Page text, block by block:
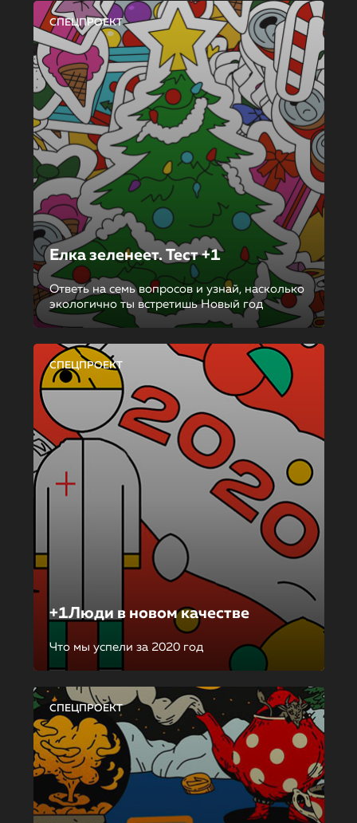
СПЕЦПРОЕКТ
Елка зеленеет. Тест +1
Ответь на семь вопросов и узнай, насколько
экологично ты встретишь Новый год
СПЕЦПРОЕКТ
+1Люди в новом качестве
Что мы успели за 2020 год
СПЕЦПРОЕКТ